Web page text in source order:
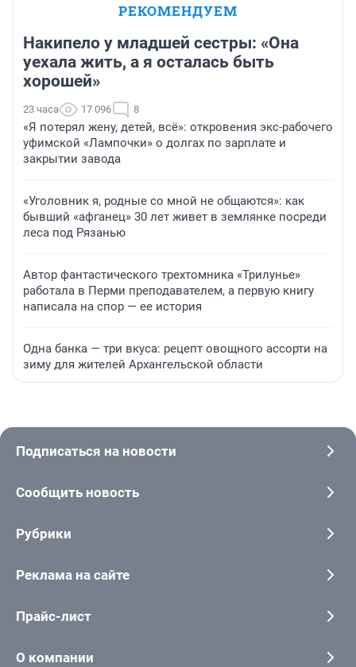
РЕКОМЕНДУЕМ
Накипело у младшей сестры: «Она
уехала жить, а я осталась быть
хорошей»
23 часа 17 096 8
«Я потерял жену, детей, всё»: откровения экс-рабочего
уфимской «Лампочки» о долгах по зарплате и
закрытии завода
«Уголовник я, родные со мной не общаются»: как
бывший «афганец» 30 лет живет в землянке посреди
леса под Рязанью
Автор фантастического трехтомника «Трилунье»
работала в Перми преподавателем, а первую книгу
написала на спор — ее история
Одна банка — три вкуса: рецепт овощного ассорти на
зиму для жителей Архангельской области
Подписаться на новости
Сообщить новость
Рубрики
Реклама на сайте
Прайс-лист
О компании